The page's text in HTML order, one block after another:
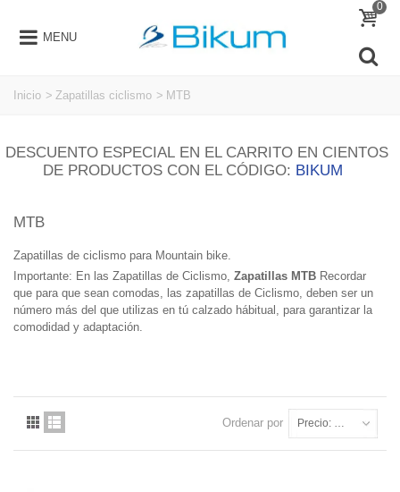
MENU
0
Inicio > Zapatillas ciclismo > MTB
DESCUENTO ESPECIAL EN EL CARRITO EN CIENTOS
DE PRODUCTOS CON EL CÓDIGO: BIKUM
MTB
Zapatillas de ciclismo para Mountain bike.
Importante: En las Zapatillas de Ciclismo, Zapatillas MTB Recordar
que para que sean comodas, las zapatillas de Ciclismo, deben ser un
número más del que utilizas en tú calzado hábitual, para garantizar la
comodidad y adaptación.
Ordenar por Precio: más baratos primero